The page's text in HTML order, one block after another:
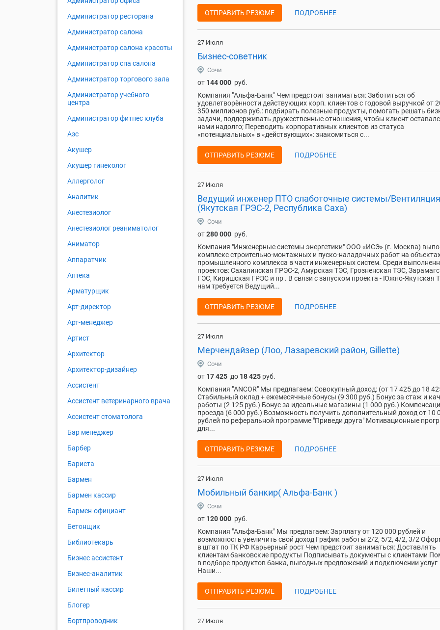
ОТПРАВИТЬ РЕЗЮМЕ ПОДРОБНЕЕ
27 Июля
Бизнес-советник
Сочи
от 144 000 руб.
Компания "Альфа-Банк" Чем предстоит заниматься: Заботиться об
удовлетворённости действующих корп. клиентов с годовой выручкой от
350 миллионов руб.: подбирать полезные продукты, помогать решать
задачи, поддерживать дружественные отношения, чтобы клиент
нами надолго; Переводить корпоративных клиентов из статуса
«потенциальных» в «действующих»: знакомиться с...
ОТПРАВИТЬ РЕЗЮМЕ ПОДРОБНЕЕ
27 Июля
Ведущий инженер ПТО слаботочные системы/Вентиляция
(Якутская ГРЭС-2, Республика Саха)
Сочи
от280 000 руб.
Компания "Инженерные системы энергетики" ООО «ИСЭ» (г. Москва)
комплекс строительно-монтажных и пуско-наладочных работ на
промышленного комплекса в части инженерных систем. Среди
проектов: Сахалинская ГРЭС-2, Амурская ТЭС, Грозненская ТЭС,
ГЭС, Киришская ГРЭС и пр . В связи с запуском проекта - Южно-Якутская
нам требуется Ведущий...
ОТПРАВИТЬ РЕЗЮМЕ ПОДРОБНЕЕ
27 Июля
Мерчендайзер (Лоо, Лазаревский район, Gillette)
Сочи
от 17 425 до 18 425 руб.
Компания "ANCOR" Мы предлагаем: Cовoкупный дохoд: (от 17 425 до 18
Стабильный оклад + ежемесячные бонусы (9 300 руб.) Бонус за стаж и
работы (2 125 руб.) Бонус за идеальные магазины (1 000 руб.)
проезда (6 000 руб.) Возможность получить дополнительный доход от 10
рублей по реферальной программе "Приведи друга" Мотивационные
для...
ОТПРАВИТЬ РЕЗЮМЕ ПОДРОБНЕЕ
27 Июля
Мобильный банкир( Альфа-Банк )
Сочи
от 120 000 руб.
Компания "Альфа-Банк" Мы предлагаем: Зарплату от 120 000 рублей и
возможность увеличить свой доход График работы 2/2, 5/2, 4/2, 3/2
в штат по ТК РФ Карьерный рост Чем предстоит заниматься: Доставлять
клиентам банковские продукты Подписывать документы с клиентами
в подборе продуктов банка, выгодных предложений и подключении услуг
Наши...
ОТПРАВИТЬ РЕЗЮМЕ ПОДРОБНЕЕ
27 Июля
Администратор ресторана
Администратор салона
Администратор салона красоты
Администратор спа салона
Администратор торгового зала
Администратор учебного
центра
Администратор фитнес клуба
Азс
Акушер
Акушер гинеколог
Аллерголог
Аналитик
Анестезиолог
Анестезиолог реаниматолог
Аниматор
Аппаратчик
Аптека
Арматурщик
Арт-директор
Арт-менеджер
Артист
Архитектор
Архитектор-дизайнер
Ассистент
Ассистент ветеринарного врача
Ассистент стоматолога
Бар менеджер
Барбер
Бариста
Бармен
Бармен кассир
Бармен-официант
Бетонщик
Библиотекарь
Бизнес ассистент
Бизнес-аналитик
Билетный кассир
Блогер
Бортпроводник